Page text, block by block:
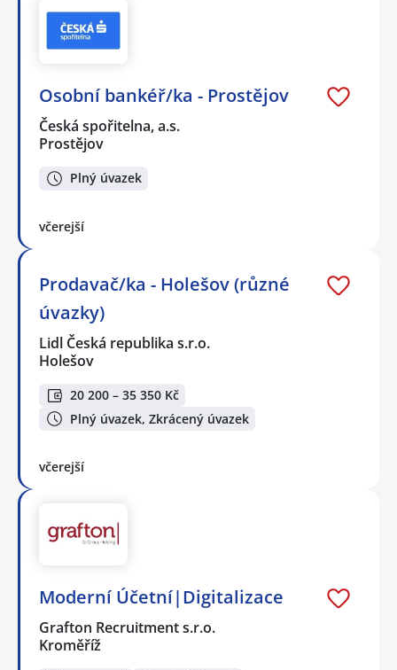
Osobní bankéř/ka - Prostějov
Česká spořitelna, a.s.
Prostějov
Plný úvazek
včerejší
Prodavač/ka - Holešov (různé
úvazky)
Lidl Česká republika s.r.o.
Holešov
20 200 – 35 350 Kč
Plný úvazek, Zkrácený úvazek
včerejší
Moderní Účetní|Digitalizace
Grafton Recruitment s.r.o.
Kroměříž